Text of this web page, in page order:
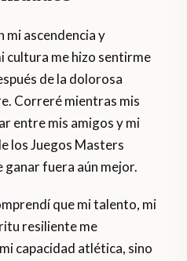
mi ascendencia y
cultura me hizo sentirme
de la dolorosa
Correré mientras mis
entre mis amigos y mi
los Juegos Masters
ganar fuera aún mejor.
que mi talento, mi
resiliente me
capacidad atlética, sino